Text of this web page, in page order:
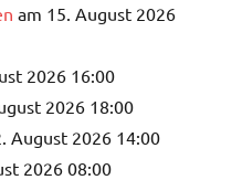
am 15. August 2026
2026 16:00
2026 18:00
August 2026 14:00
2026 08:00